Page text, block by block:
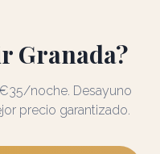
Granada?
noche. Desayuno
precio garantizado.